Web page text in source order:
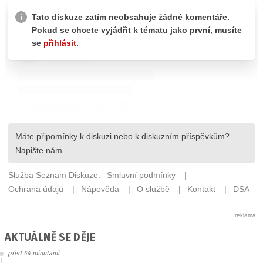
AKTUÁLNĚ SE DĚJE
před 54 minutami